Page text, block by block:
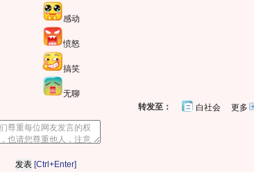
感动
愤怒
搞笑
无聊
更多开
转发至： 白社会
[Ctrl+Enter]